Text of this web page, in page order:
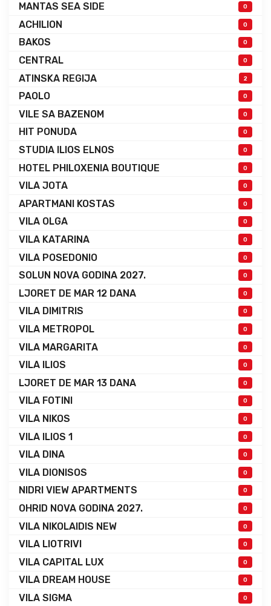
MANTAS SEA SIDE 0
ACHILION 0
BAKOS 0
CENTRAL 0
ATINSKA REGIJA 2
PAOLO 0
VILE SA BAZENOM 0
HIT PONUDA 0
STUDIA ILIOS ELNOS 0
HOTEL PHILOXENIA BOUTIQUE 0
VILA JOTA 0
APARTMANI KOSTAS 0
VILA OLGA 0
VILA KATARINA 0
VILA POSEDONIO 0
SOLUN NOVA GODINA 2027. 0
LJORET DE MAR 12 DANA 0
VILA DIMITRIS 0
VILA METROPOL 0
VILA MARGARITA 0
VILA ILIOS 0
LJORET DE MAR 13 DANA 0
VILA FOTINI 0
VILA NIKOS 0
VILA ILIOS 1 0
VILA DINA 0
VILA DIONISOS 0
NIDRI VIEW APARTMENTS 0
OHRID NOVA GODINA 2027. 0
VILA NIKOLAIDIS NEW 0
VILA LIOTRIVI 0
VILA CAPITAL LUX 0
VILA DREAM HOUSE 0
VILA SIGMA 0